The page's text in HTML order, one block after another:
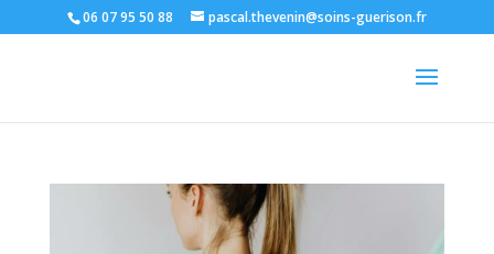
06 07 95 50 88 pascal.thevenin@soins-guerison.fr